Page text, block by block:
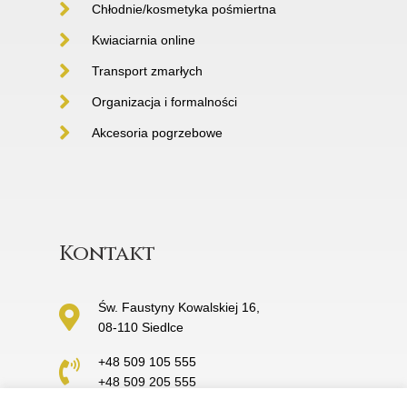
Chłodnie/kosmetyka pośmiertna
Kwiaciarnia online
Transport zmarłych
Organizacja i formalności
Akcesoria pogrzebowe
Kontakt
Św. Faustyny Kowalskiej 16,
08-110 Siedlce
+48 509 105 555
+48 509 205 555